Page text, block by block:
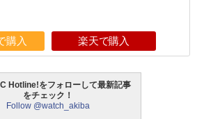
購入 楽天で購入
Hotline!をフォローして最新記事
をチェック！
Follow @watch_akiba